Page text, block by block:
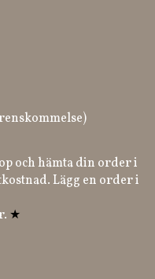
och hämta din order i
Lägg en order i
★